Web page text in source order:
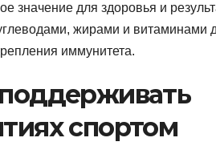
значение для здоровья и
жирами и витаминами
иммунитета.
спортом